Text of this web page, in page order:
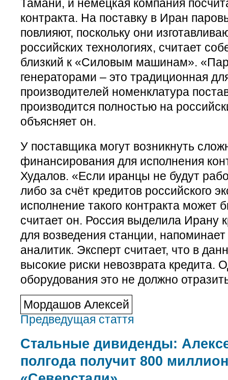
Тамани, и немецкая компания
контракта. На поставку в Иран
повлияют, поскольку они
российских технологиях, считает
близкий к «Силовым машинам».
генераторами – это традиционная
производителей номенклатура
производится полностью на
объясняет он.
У поставщика могут возникнуть
финансирования для исполнения
Худалов. «Если иранцы не будут
либо за счёт кредитов российского
исполнение такого контракта может
считает он. Россия выделила Ирану
для возведения станции,
аналитик. Эксперт считает, что в
высокие риски невозврата кредита.
оборудования это не должно
Мордашов Алексей
Предведущая стаття
Стальные дивиденды:
полгода получит 800